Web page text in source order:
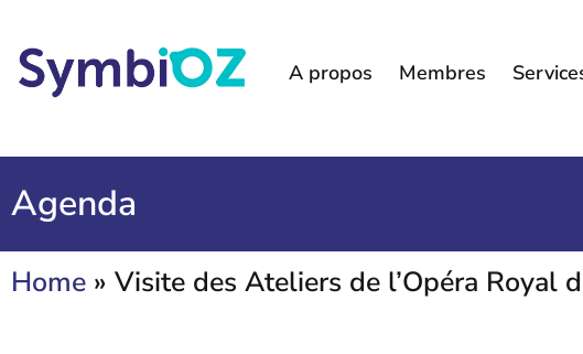
A propos Membres
Agenda
Home » Visite des Ateliers de l’Opéra Royal